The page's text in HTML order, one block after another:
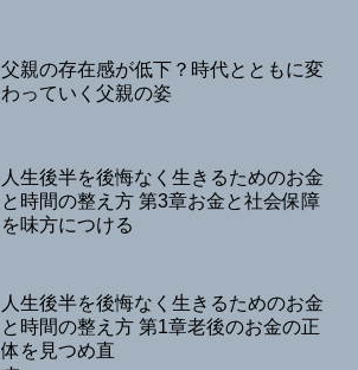
父親の存在感が低下？時代とともに変
わっていく父親の姿
人生後半を後悔なく生きるためのお金
と時間の整え方 第3章お金と社会保障
を味方につける
人生後半を後悔なく生きるためのお金
と時間の整え方 第1章老後のお金の正
体を見つめ直